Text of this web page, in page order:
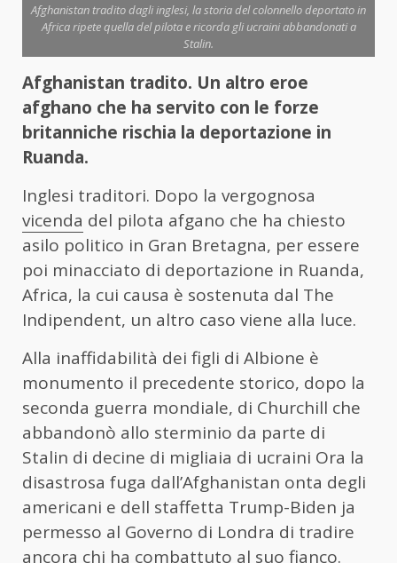
Afghanistan tradito dagli inglesi, la storia del colonnello deportato in
Africa ripete quella del pilota e ricorda gli ucraini abbandonati a
Stalin.
Afghanistan tradito. Un altro eroe
afghano che ha servito con le forze
britanniche rischia la deportazione in
Ruanda.
Inglesi traditori. Dopo la vergognosa
vicenda del pilota afgano che ha chiesto
asilo politico in Gran Bretagna, per essere
poi minacciato di deportazione in Ruanda,
Africa, la cui causa è sostenuta dal The
Indipendent, un altro caso viene alla luce.
Alla inaffidabilità dei figli di Albione è
monumento il precedente storico, dopo la
seconda guerra mondiale, di Churchill che
abbandonò allo sterminio da parte di
Stalin di decine di migliaia di ucraini Ora la
disastrosa fuga dall’Afghanistan onta degli
americani e dell staffetta Trump-Biden ja
permesso al Governo di Londra di tradire
ancora chi ha combattuto al suo fianco.